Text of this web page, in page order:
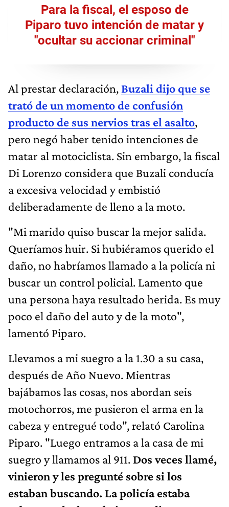
Para la fiscal, el esposo de
Piparo tuvo intención de matar y
"ocultar su accionar criminal"
Al prestar declaración, Buzali dijo que se
trató de un momento de confusión
producto de sus nervios tras el asalto,
pero negó haber tenido intenciones de
matar al motociclista. Sin embargo, la fiscal
Di Lorenzo considera que Buzali conducía
a excesiva velocidad y embistió
deliberadamente de lleno a la moto.
"Mi marido quiso buscar la mejor salida.
Queríamos huir. Si hubiéramos querido el
daño, no habríamos llamado a la policía ni
buscar un control policial. Lamento que
una persona haya resultado herida. Es muy
poco el daño del auto y de la moto",
lamentó Piparo.
Llevamos a mi suegro a la 1.30 a su casa,
después de Año Nuevo. Mientras
bajábamos las cosas, nos abordan seis
motochorros, me pusieron el arma en la
cabeza y entregué todo", relató Carolina
Piparo. "Luego entramos a la casa de mi
suegro y llamamos al 911. Dos veces llamé,
vinieron y les pregunté sobre si los
estaban buscando. La policía estaba